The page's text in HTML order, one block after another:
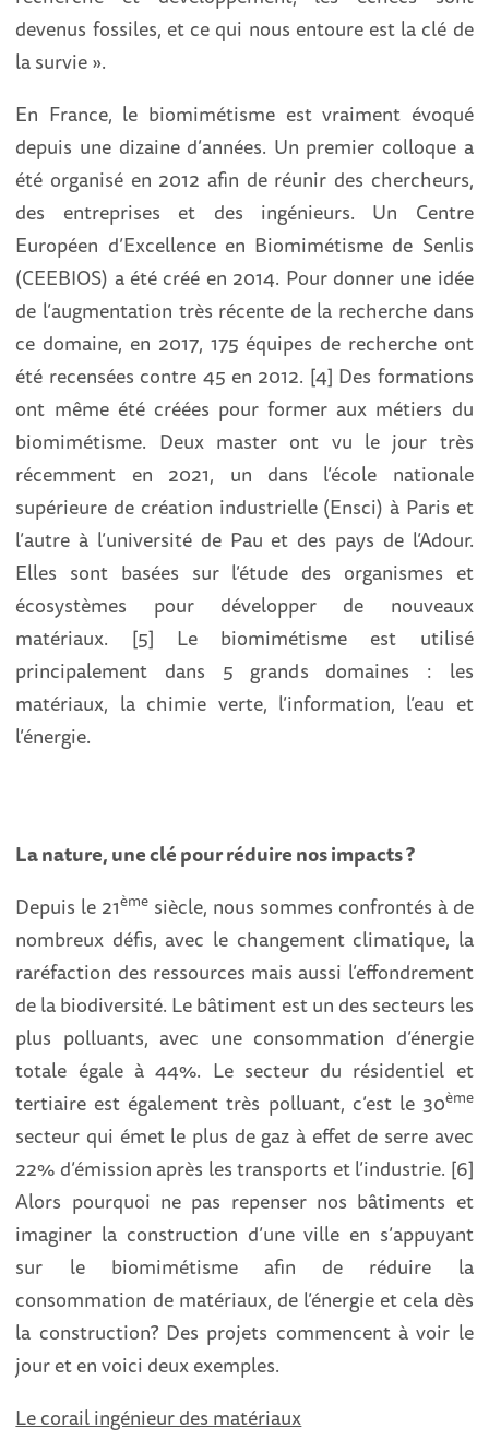
devenus fossiles, et ce qui nous entoure est la clé de
la survie ».
En France, le biomimétisme est vraiment évoqué
depuis une dizaine d’années. Un premier colloque a
été organisé en 2012 afin de réunir des chercheurs,
des entreprises et des ingénieurs. Un Centre
Européen d’Excellence en Biomimétisme de Senlis
(CEEBIOS) a été créé en 2014. Pour donner une idée
de l’augmentation très récente de la recherche dans
ce domaine, en 2017, 175 équipes de recherche ont
été recensées contre 45 en 2012. [4] Des formations
ont même été créées pour former aux métiers du
biomimétisme. Deux master ont vu le jour très
récemment en 2021, un dans l’école nationale
supérieure de création industrielle (Ensci) à Paris et
l’autre à l’université de Pau et des pays de l’Adour.
Elles sont basées sur l’étude des organismes et
écosystèmes pour développer de nouveaux
matériaux. [5] Le biomimétisme est utilisé
principalement dans 5 grands domaines : les
matériaux, la chimie verte, l’information, l’eau et
l’énergie.
La nature, une clé pour réduire nos impacts ?
Depuis le 21ème siècle, nous sommes confrontés à de
nombreux défis, avec le changement climatique, la
raréfaction des ressources mais aussi l’effondrement
de la biodiversité. Le bâtiment est un des secteurs les
plus polluants, avec une consommation d’énergie
totale égale à 44%. Le secteur du résidentiel et
tertiaire est également très polluant, c’est le 30ème
secteur qui émet le plus de gaz à effet de serre avec
22% d’émission après les transports et l’industrie. [6]
Alors pourquoi ne pas repenser nos bâtiments et
imaginer la construction d’une ville en s’appuyant
sur le biomimétisme afin de réduire la
consommation de matériaux, de l’énergie et cela dès
la construction? Des projets commencent à voir le
jour et en voici deux exemples.
Le corail ingénieur des matériaux